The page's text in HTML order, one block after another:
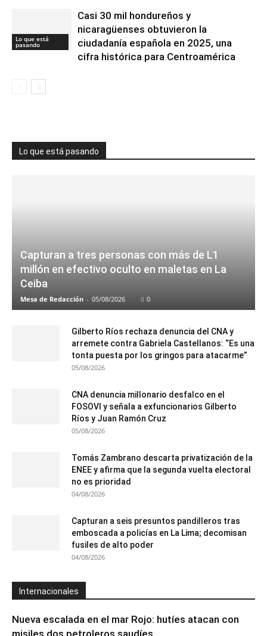
Lo que está
pasando
Casi 30 mil hondureños y
nicaragüenses obtuvieron la
ciudadanía española en 2025, una
cifra histórica para Centroamérica
Lo que está pasando
Capturan a tres personas con más de L1
millón en efectivo oculto en maletas en La
Ceiba
Mesa de Redacción - 05/08/2026 0
Gilberto Ríos rechaza denuncia del CNA y
arremete contra Gabriela Castellanos: “Es una
tonta puesta por los gringos para atacarme”
05/08/2026
CNA denuncia millonario desfalco en el
FOSOVI y señala a exfuncionarios Gilberto
Ríos y Juan Ramón Cruz
05/08/2026
Tomás Zambrano descarta privatización de la
ENEE y afirma que la segunda vuelta electoral
no es prioridad
04/08/2026
Capturan a seis presuntos pandilleros tras
emboscada a policías en La Lima; decomisan
fusiles de alto poder
04/08/2026
Internacionales
Nueva escalada en el mar Rojo: hutíes atacan con
misiles dos petroleros saudíes